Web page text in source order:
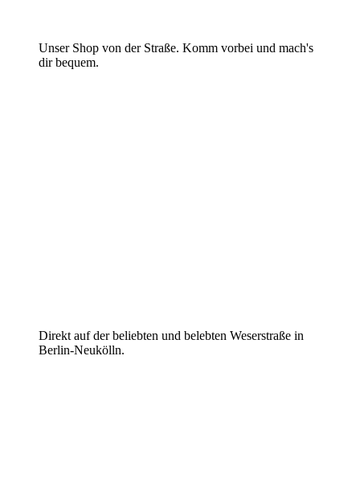
Unser Shop von der Straße. Komm vorbei und mach's
dir bequem.
Direkt auf der beliebten und belebten Weserstraße in
Berlin-Neukölln.